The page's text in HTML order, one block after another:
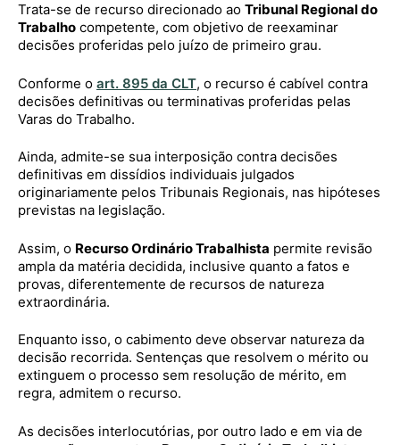
Trata-se de recurso direcionado ao Tribunal Regional do
Trabalho competente, com objetivo de reexaminar
decisões proferidas pelo juízo de primeiro grau.
Conforme o art. 895 da CLT, o recurso é cabível contra
decisões definitivas ou terminativas proferidas pelas
Varas do Trabalho.
Ainda, admite-se sua interposição contra decisões
definitivas em dissídios individuais julgados
originariamente pelos Tribunais Regionais, nas hipóteses
previstas na legislação.
Assim, o Recurso Ordinário Trabalhista permite revisão
ampla da matéria decidida, inclusive quanto a fatos e
provas, diferentemente de recursos de natureza
extraordinária.
Enquanto isso, o cabimento deve observar natureza da
decisão recorrida. Sentenças que resolvem o mérito ou
extinguem o processo sem resolução de mérito, em
regra, admitem o recurso.
As decisões interlocutórias, por outro lado e em via de